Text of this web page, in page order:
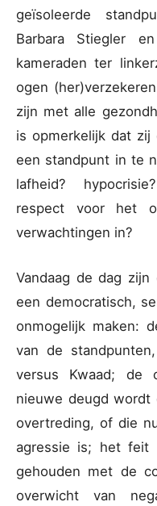
geïsoleerde
Barbara Stiegler
kameraden ter
ogen
zijn met alle
is opmerkelijk dat zij
een standpunt in te
lafheid?
respect voor het
verwachtingen in?
Vandaag de dag
een democratisch,
onmogelijk maken:
van de
versus Kwaad; de
nieuwe deugd wordt
overtreding, of die
agressie is; het feit
gehouden met de
overwicht van